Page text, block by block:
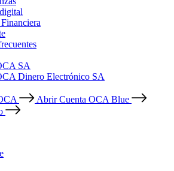
SA
Dinero Electrónico SA
Abrir Cuenta OCA Blue